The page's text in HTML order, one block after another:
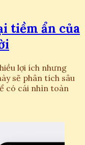
tiềm ẩn của
lợi ích nhưng
sẽ phân tích sâu
có cái nhìn toàn